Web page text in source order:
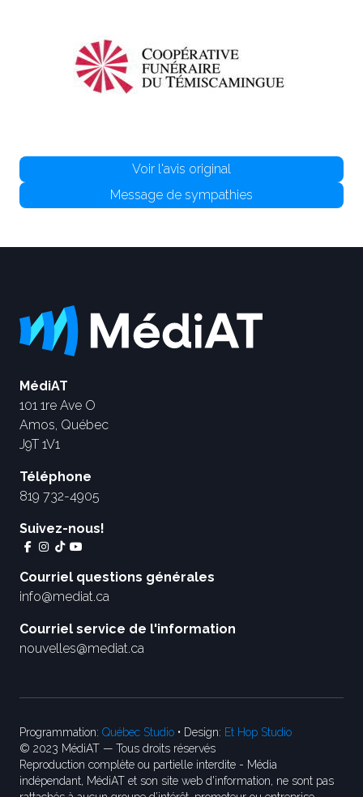
Voir l'avis original
Message de sympathies
MédiAT
101 1re Ave O
Amos, Québec
J9T 1V1
Téléphone
819 732-4905
Suivez-nous!
Courriel questions générales
info@mediat.ca
Courriel service de l'information
nouvelles@mediat.ca
Programmation: Québec Studio • Design: Et Hop Studio
© 2023 MédiAT — Tous droits réservés
Reproduction complète ou partielle interdite - Média
indépendant, MédiAT et son site web d'information, ne sont pas